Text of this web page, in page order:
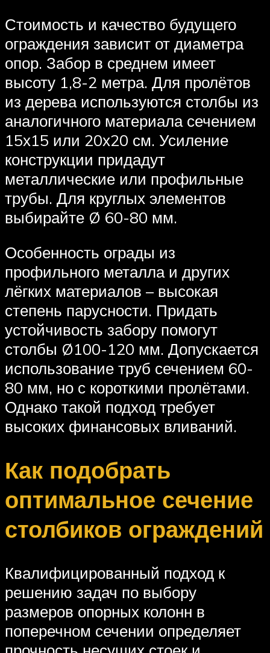
Стоимость и качество будущего
ограждения зависит от диаметра
опор. Забор в среднем имеет
высоту 1,8-2 метра. Для пролётов
из дерева используются столбы из
аналогичного материала сечением
15х15 или 20х20 см. Усиление
конструкции придадут
металлические или профильные
трубы. Для круглых элементов
выбирайте Ø 60-80 мм.
Особенность ограды из
профильного металла и других
лёгких материалов – высокая
степень парусности. Придать
устойчивость забору помогут
столбы Ø100-120 мм. Допускается
использование труб сечением 60-
80 мм, но с короткими пролётами.
Однако такой подход требует
высоких финансовых вливаний.
Как подобрать
оптимальное сечение
столбиков ограждений
Квалифицированный подход к
решению задач по выбору
размеров опорных колонн в
поперечном сечении определяет